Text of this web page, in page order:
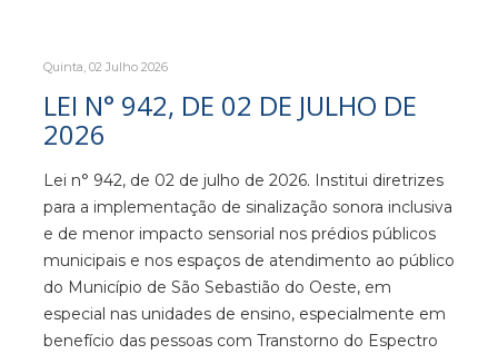
Quinta, 02 Julho 2026
LEI N° 942, DE 02 DE JULHO DE
2026
Lei n° 942, de 02 de julho de 2026. Institui diretrizes
para a implementação de sinalização sonora inclusiva
e de menor impacto sensorial nos prédios públicos
municipais e nos espaços de atendimento ao público
do Município de São Sebastião do Oeste, em
especial nas unidades de ensino, especialmente em
benefício das pessoas com Transtorno do Espectro